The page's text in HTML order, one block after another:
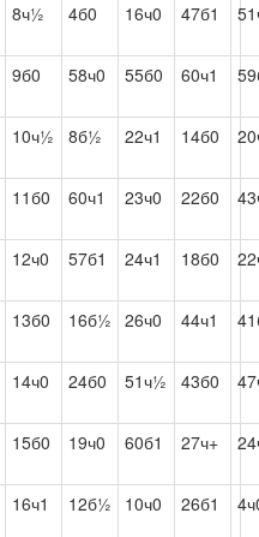
8ч½ 4б0 16ч0 47б1
9б0 58ч0 55б0 60ч1
10ч½ 8б½ 22ч1 14б0
11б0 60ч1 23ч0 22б0
12ч0 57б1 24ч1 18б0
13б0 16б½ 26ч0 44ч1
14ч0 24б0 51ч½ 43б0
15б0 19ч0 60б1 27ч+
16ч1 12б½ 10ч0 26б1